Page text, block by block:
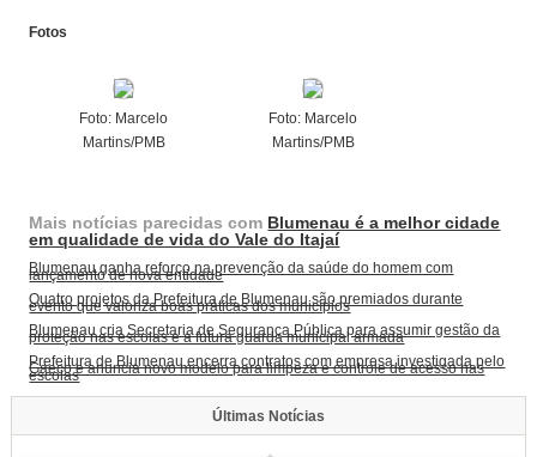
Fotos
Foto: Marcelo
Martins/PMB
Foto: Marcelo
Martins/PMB
Mais notícias parecidas com Blumenau é a melhor cidade
em qualidade de vida do Vale do Itajaí
Blumenau ganha reforço na prevenção da saúde do homem com
lançamento de nova entidade
Quatro projetos da Prefeitura de Blumenau são premiados durante
evento que valoriza boas práticas dos municípios
Blumenau cria Secretaria de Segurança Pública para assumir gestão da
proteção nas escolas e a futura guarda municipal armada
Prefeitura de Blumenau encerra contratos com empresa investigada pelo
Gaeco e anuncia novo modelo para limpeza e controle de acesso nas
escolas
Últimas Notícias